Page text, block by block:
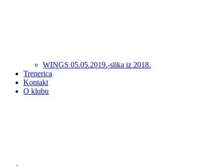
WINGS 05.05.2019.-slika iz 2018.
Trenerica
Kontakt
O klubu